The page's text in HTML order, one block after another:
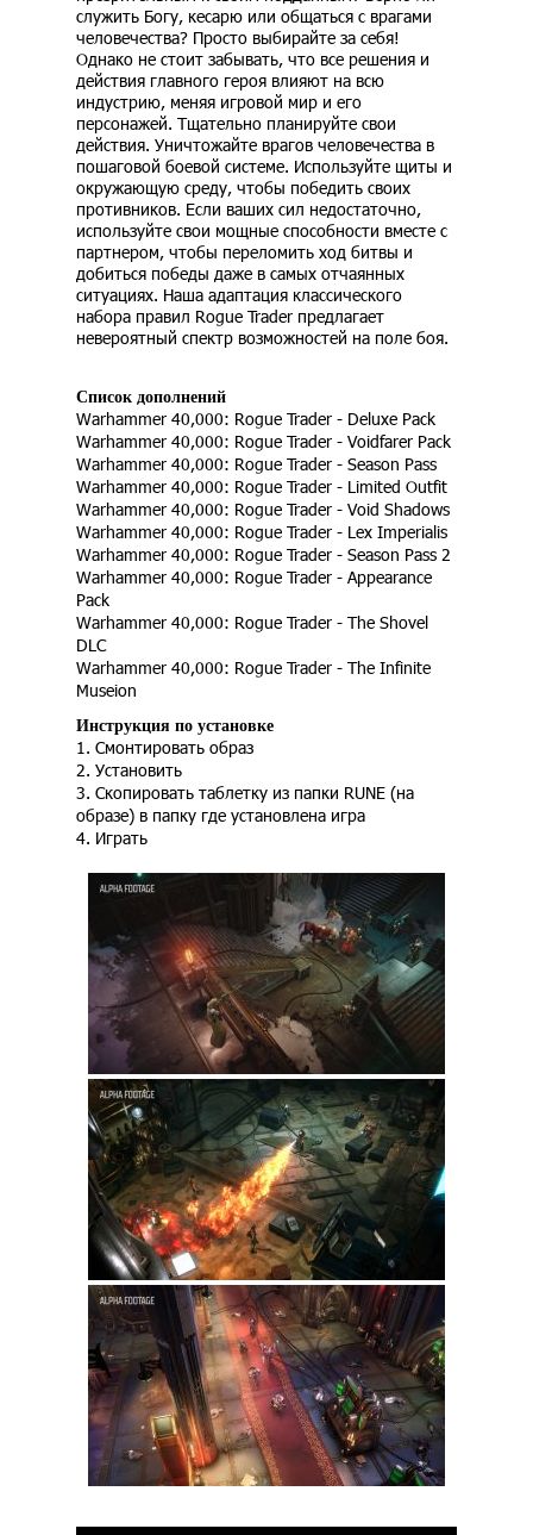
служить Богу, кесарю или общаться с врагами
человечества? Просто выбирайте за себя!
Однако не стоит забывать, что все решения и
действия главного героя влияют на всю
индустрию, меняя игровой мир и его
персонажей. Тщательно планируйте свои
действия. Уничтожайте врагов человечества в
пошаговой боевой системе. Используйте щиты и
окружающую среду, чтобы победить своих
противников. Если ваших сил недостаточно,
используйте свои мощные способности вместе с
партнером, чтобы переломить ход битвы и
добиться победы даже в самых отчаянных
ситуациях. Наша адаптация классического
набора правил Rogue Trader предлагает
невероятный спектр возможностей на поле боя.
Список дополнений
Warhammer 40,000: Rogue Trader - Deluxe Pack
Warhammer 40,000: Rogue Trader - Voidfarer Pack
Warhammer 40,000: Rogue Trader - Season Pass
Warhammer 40,000: Rogue Trader - Limited Outfit
Warhammer 40,000: Rogue Trader - Void Shadows
Warhammer 40,000: Rogue Trader - Lex Imperialis
Warhammer 40,000: Rogue Trader - Season Pass 2
Warhammer 40,000: Rogue Trader - Appearance
Pack
Warhammer 40,000: Rogue Trader - The Shovel
DLC
Warhammer 40,000: Rogue Trader - The Infinite
Museion
Инструкция по установке
1. Смонтировать образ
2. Установить
3. Скопировать таблетку из папки RUNE (на
образе) в папку где установлена игра
4. Играть